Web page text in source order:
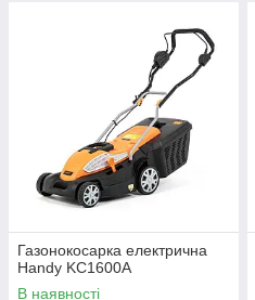
Газонокосарка електрична
Handy KC1600A
В наявності